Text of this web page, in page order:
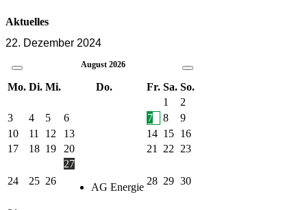
Aktuelles
22. Dezember 2024
August 2026
Mo. Di. Mi. Do. Fr. Sa. So.
1
2
3
4 5 6 7 8
9
10
11 12 13 14 15 16
17
18 19 20 21 22 23
24 25 26
27
AG Energie
28 29 30